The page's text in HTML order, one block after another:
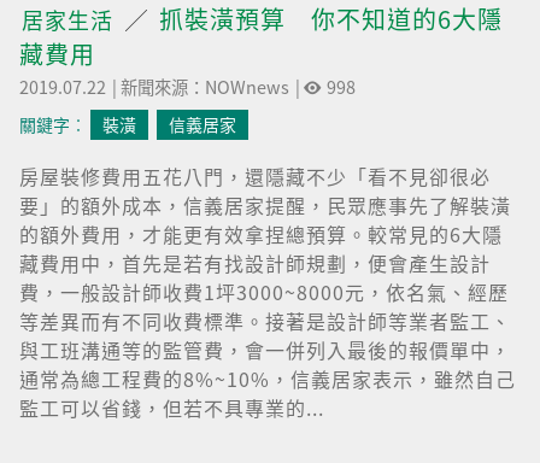
居家生活
抓裝潢預算 你不知道的6大隱
藏費用
2019.07.22 |新聞來源：NOWnews | 998
關鍵字︰ 裝潢 信義居家
房屋裝修費用五花八門，還隱藏不少「看不見卻很必
要」的額外成本，信義居家提醒，民眾應事先了解裝潢
的額外費用，才能更有效拿捏總預算。較常見的6大隱
藏費用中，首先是若有找設計師規劃，便會產生設計
費，一般設計師收費1坪3000~8000元，依名氣、經歷
等差異而有不同收費標準。接著是設計師等業者監工、
與工班溝通等的監管費，會一併列入最後的報價單中，
通常為總工程費的8%~10%，信義居家表示，雖然自己
監工可以省錢，但若不具專業的...